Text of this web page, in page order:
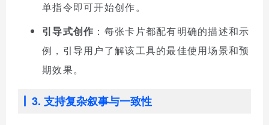
单指令即可开始创作。
引导式创作 ：每张卡片都配有明确的描述和示
例，引导用户了解该工具的最佳使用场景和预
期效果。
3. 支持复杂叙事与一致性